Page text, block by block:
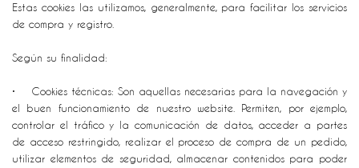
Estas cookies las utilizamos, generalmente, para facilitar los servicios
de compra y registro.
Según su finalidad:
• Cookies técnicas: Son aquellas necesarias para la navegación y
el buen funcionamiento de nuestro website. Permiten, por ejemplo,
controlar el tráfico y la comunicación de datos, acceder a partes
de acceso restringido, realizar el proceso de compra de un pedido,
utilizar elementos de seguridad, almacenar contenidos para poder